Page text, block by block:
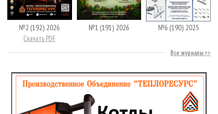
№2 (192) 2026
Скачать PDF
№1 (191) 2026 №6 (190) 2025
Все журналы